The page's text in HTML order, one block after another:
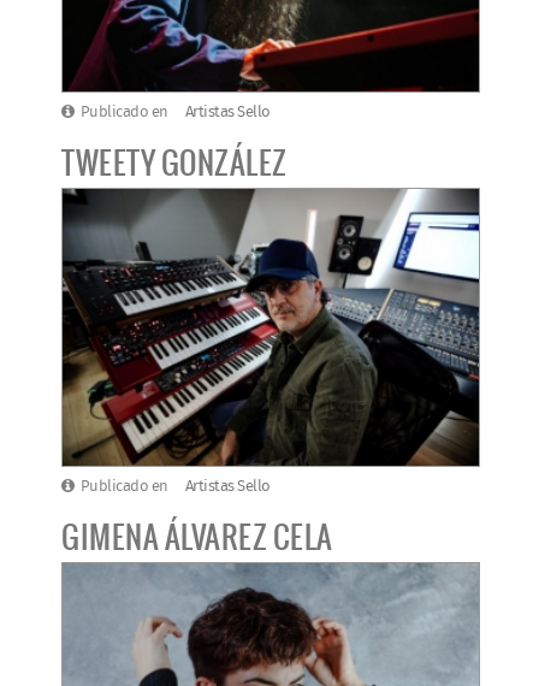
Publicado en Artistas Sello
TWEETY GONZÁLEZ
Publicado en Artistas Sello
GIMENA ÁLVAREZ CELA